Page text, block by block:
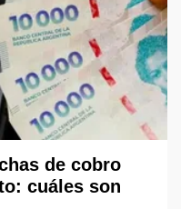
de cobro
cuáles son